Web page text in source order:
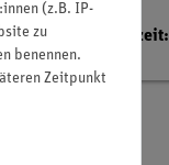
Lieferzeit:
(z.B. IP-
zu
benennen.
Zeitpunkt